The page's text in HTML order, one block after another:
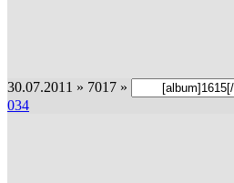
30.07.2011 » 7017 »
034